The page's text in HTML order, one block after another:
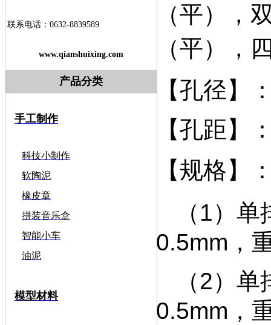
联系电话：0632-8839589
www.qianshuixing.com
产品分类
手工制作
科技小制作
软陶泥
橡皮章
拼装音乐盒
智能小车
油泥
模型材料
（平）
，
（平），
【孔径】
【孔距】
【规格】
（1） 单
0.5mm，
（2）单
0.5mm，